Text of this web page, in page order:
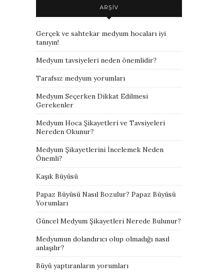
ARŞIV
Gerçek ve sahtekar medyum hocaları iyi
tanıyın!
Medyum tavsiyeleri neden önemlidir?
Tarafsız medyum yorumları
Medyum Seçerken Dikkat Edilmesi
Gerekenler
Medyum Hoca Şikayetleri ve Tavsiyeleri
Nereden Okunur?
Medyum Şikayetlerini İncelemek Neden
Önemli?
Kaşık Büyüsü
Papaz Büyüsü Nasıl Bozulur? Papaz Büyüsü
Yorumları
Güncel Medyum Şikayetleri Nerede Bulunur?
Medyumun dolandırıcı olup olmadığı nasıl
anlaşılır?
Büyü yaptıranların yorumları